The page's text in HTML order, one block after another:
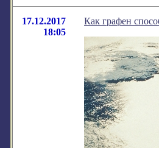
17.12.2017
18:05
Как графен